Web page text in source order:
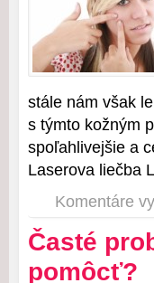
stále nám však
s týmto kožným
spoľahlivejšie a
Laserova liečba
Komentáre
Časté
pomôcť?